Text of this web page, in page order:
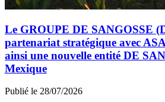
Le GROUPE DE SANGOSSE
partenariat stratégique avec
ainsi une nouvelle entité DE
Mexique
Publié le 28/07/2026